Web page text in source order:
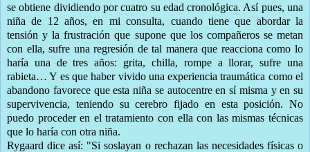
se obtiene dividiendo por cuatro su edad cronológica. Así pues, una
niña de 12 años, en mi consulta, cuando tiene que abordar la
tensión y la frustración que supone que los compañeros se metan
con ella, sufre una regresión de tal manera que reacciona como lo
haría una de tres años: grita, chilla, rompe a llorar, sufre una
rabieta… Y es que haber vivido una experiencia traumática como el
abandono favorece que esta niña se autocentre en sí misma y en su
supervivencia, teniendo su cerebro fijado en esta posición. No
puedo proceder en el tratamiento con ella con las mismas técnicas
que lo haría con otra niña.
Rygaard dice así: "Si soslayan o rechazan las necesidades físicas o